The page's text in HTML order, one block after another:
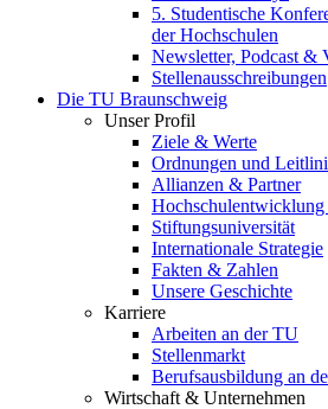
5. Studentische
der Hochschulen
Newsletter, Podcast &
Stellenausschreibungen
Die TU Braunschweig
Unser Profil
Ziele & Werte
Ordnungen und
Allianzen & Partner
Hochschulentwicklung
Stiftungsuniversität
Internationale Strategie
Fakten & Zahlen
Unsere Geschichte
Karriere
Arbeiten an der TU
Stellenmarkt
Berufsausbildung an
Wirtschaft & Unternehmen